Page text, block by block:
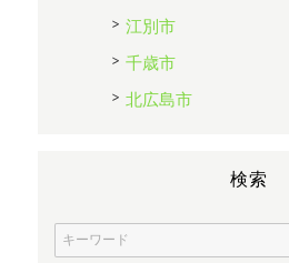
江別市
千歳市
北広島市
検索
e